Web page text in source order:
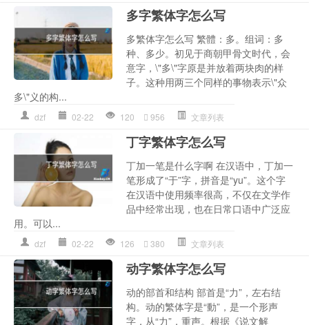
多字繁体字怎么写
多繁体字怎么写 繁體：多。组词：多
种、多少。初见于商朝甲骨文时代，会
意字，\"多\"字原是并放着两块肉的样
子。这种用两三个同样的事物表示\"众
多\"义的构...
dzf 02-22 120 956 文章列表
丁字繁体字怎么写
丁加一笔是什么字啊 在汉语中，丁加一
笔形成了“于”字，拼音是“yu”。这个字
在汉语中使用频率很高，不仅在文学作
品中经常出现，也在日常口语中广泛应
用。可以...
dzf 02-22 126 380 文章列表
动字繁体字怎么写
动的部首和结构 部首是“力”，左右结
构。动的繁体字是“動”，是一个形声
字，从“力”，重声。根据《说文解